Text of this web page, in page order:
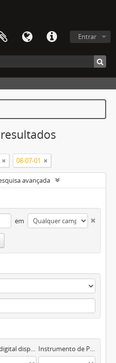
Entrar
08-07-01
avançada
em
Objeto digital disponível Instrumento de Pesquisa